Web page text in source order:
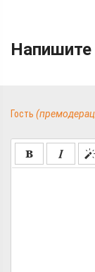
Гость